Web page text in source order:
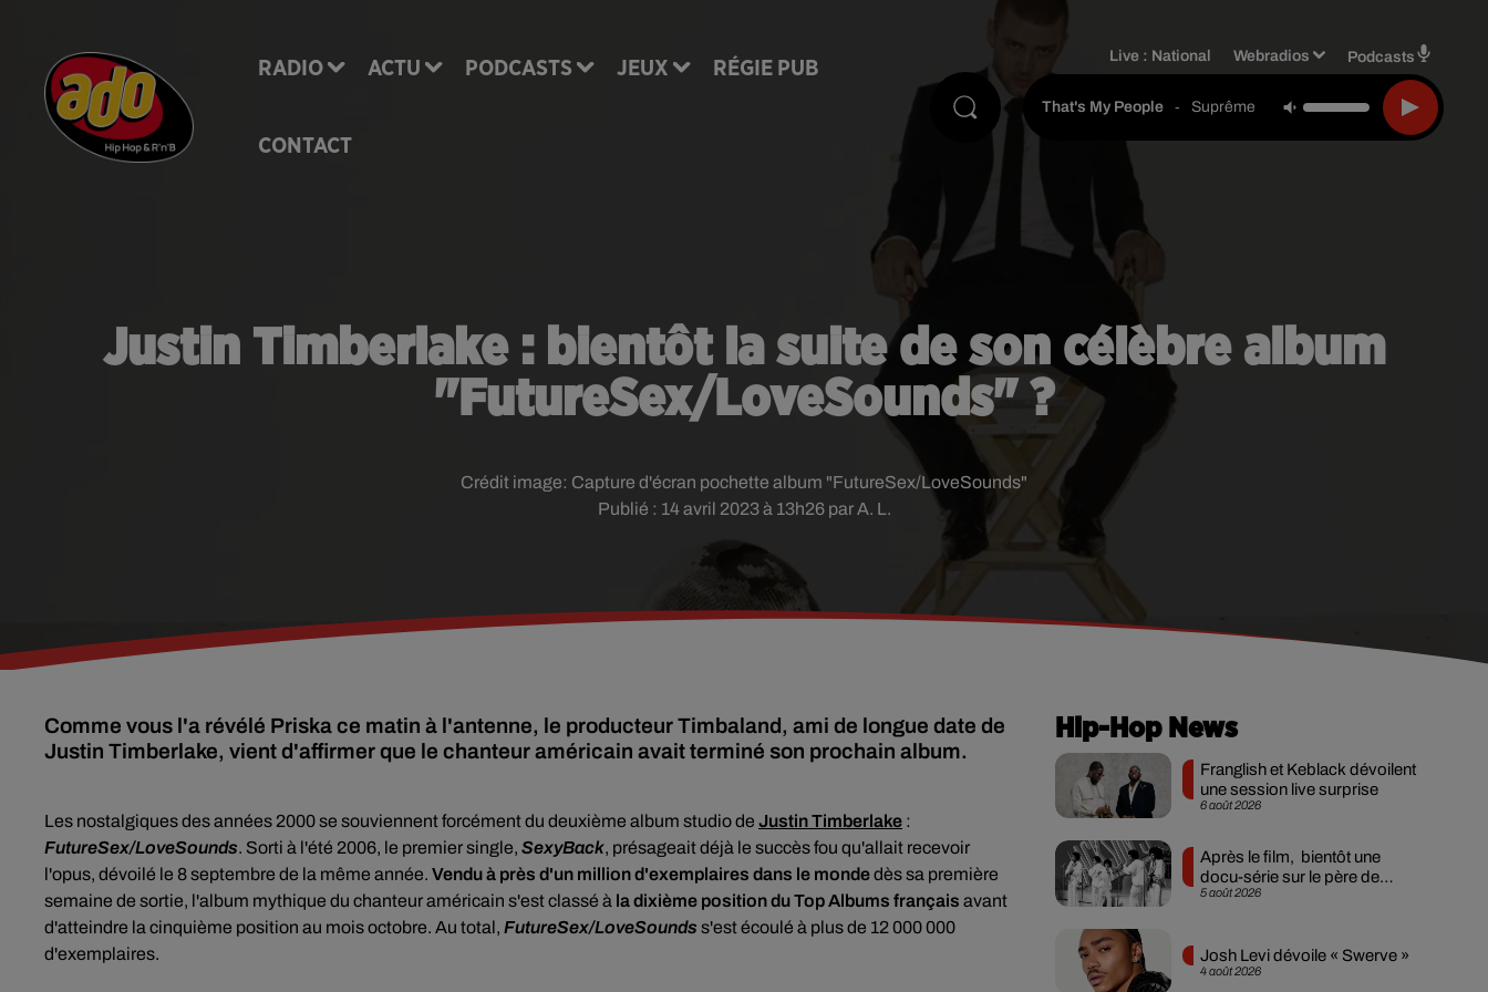
RADIO ACTU PODCASTS JEUX RÉGIE PUB
CONTACT
Live : National Webradios Podcasts
That's My People - Suprême Ntm
Justin Timberlake : bientôt la suite de son célèbre album
"FutureSex/LoveSounds" ?
Publié : 14 avril 2023 à 13h26 par A. L.
Crédit image: Capture d'écran pochette album "FutureSex/LoveSounds"
Comme vous l'a révélé Priska ce matin à l'antenne, le producteur Timbaland, ami de longue date de
Justin Timberlake, vient d'affirmer que le chanteur américain avait terminé son prochain album.
Les nostalgiques des années 2000 se souviennent forcément du deuxième album studio de Justin Timberlake :
FutureSex/LoveSounds. Sorti à l'été 2006, le premier single, SexyBack, présageait déjà le succès fou qu'allait recevoir
l'opus, dévoilé le 8 septembre de la même année. Vendu à près d'un million d'exemplaires dans le mondedès sa première
semaine de sortie, l'album mythique du chanteur américain s'est classé à la dixième position du Top Albums français avant
d'atteindre la cinquième position au mois octobre. Au total, FutureSex/LoveSounds s'est écoulé à plus de 12 000 000
d'exemplaires.
Hip-Hop News
6 août 2026
Franglish et Keblack dévoilent
une session live surprise
5 août 2026
Après le film, bientôt une
docu-série sur le père de
Michael Jackson
4 août 2026
Josh Levi dévoile « Swerve »